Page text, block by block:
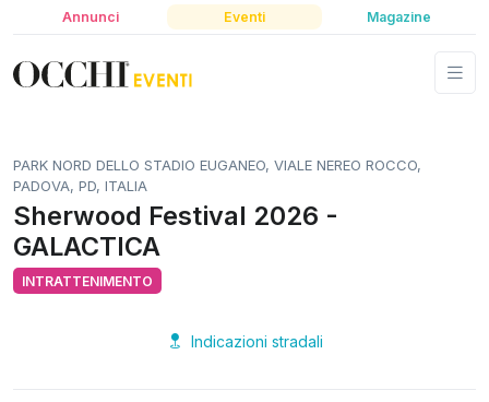
Annunci Eventi Magazine
PARK NORD DELLO STADIO EUGANEO, VIALE NEREO ROCCO,
PADOVA, PD, ITALIA
Sherwood Festival 2026 -
GALACTICA
INTRATTENIMENTO
Indicazioni stradali